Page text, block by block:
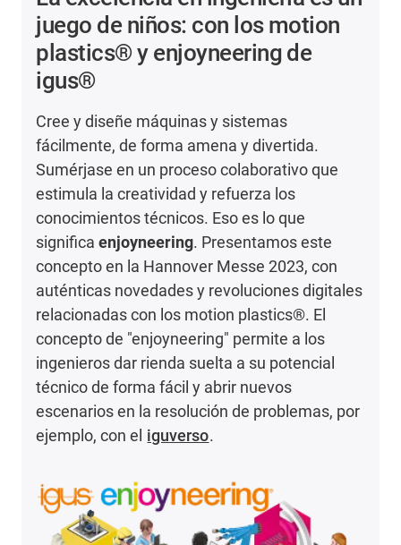
juego de niños: con los motion
plastics® y enjoyneering de
igus®
Cree y diseñe máquinas y sistemas
fácilmente, de forma amena y divertida.
Sumérjase en un proceso colaborativo que
estimula la creatividad y refuerza los
conocimientos técnicos. Eso es lo que
significaenjoyneering. Presentamos este
concepto en la Hannover Messe 2023, con
auténticas novedades y revoluciones digitales
relacionadas con los motion plastics®. El
concepto de "enjoyneering" permite a los
ingenieros dar rienda suelta a su potencial
técnico de forma fácil y abrir nuevos
escenarios en la resolución de problemas, por
ejemplo, con el iguverso.